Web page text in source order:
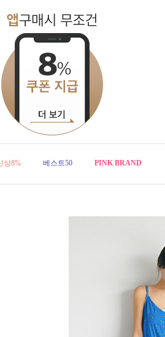
상8% 베스트50 PINK BRAND